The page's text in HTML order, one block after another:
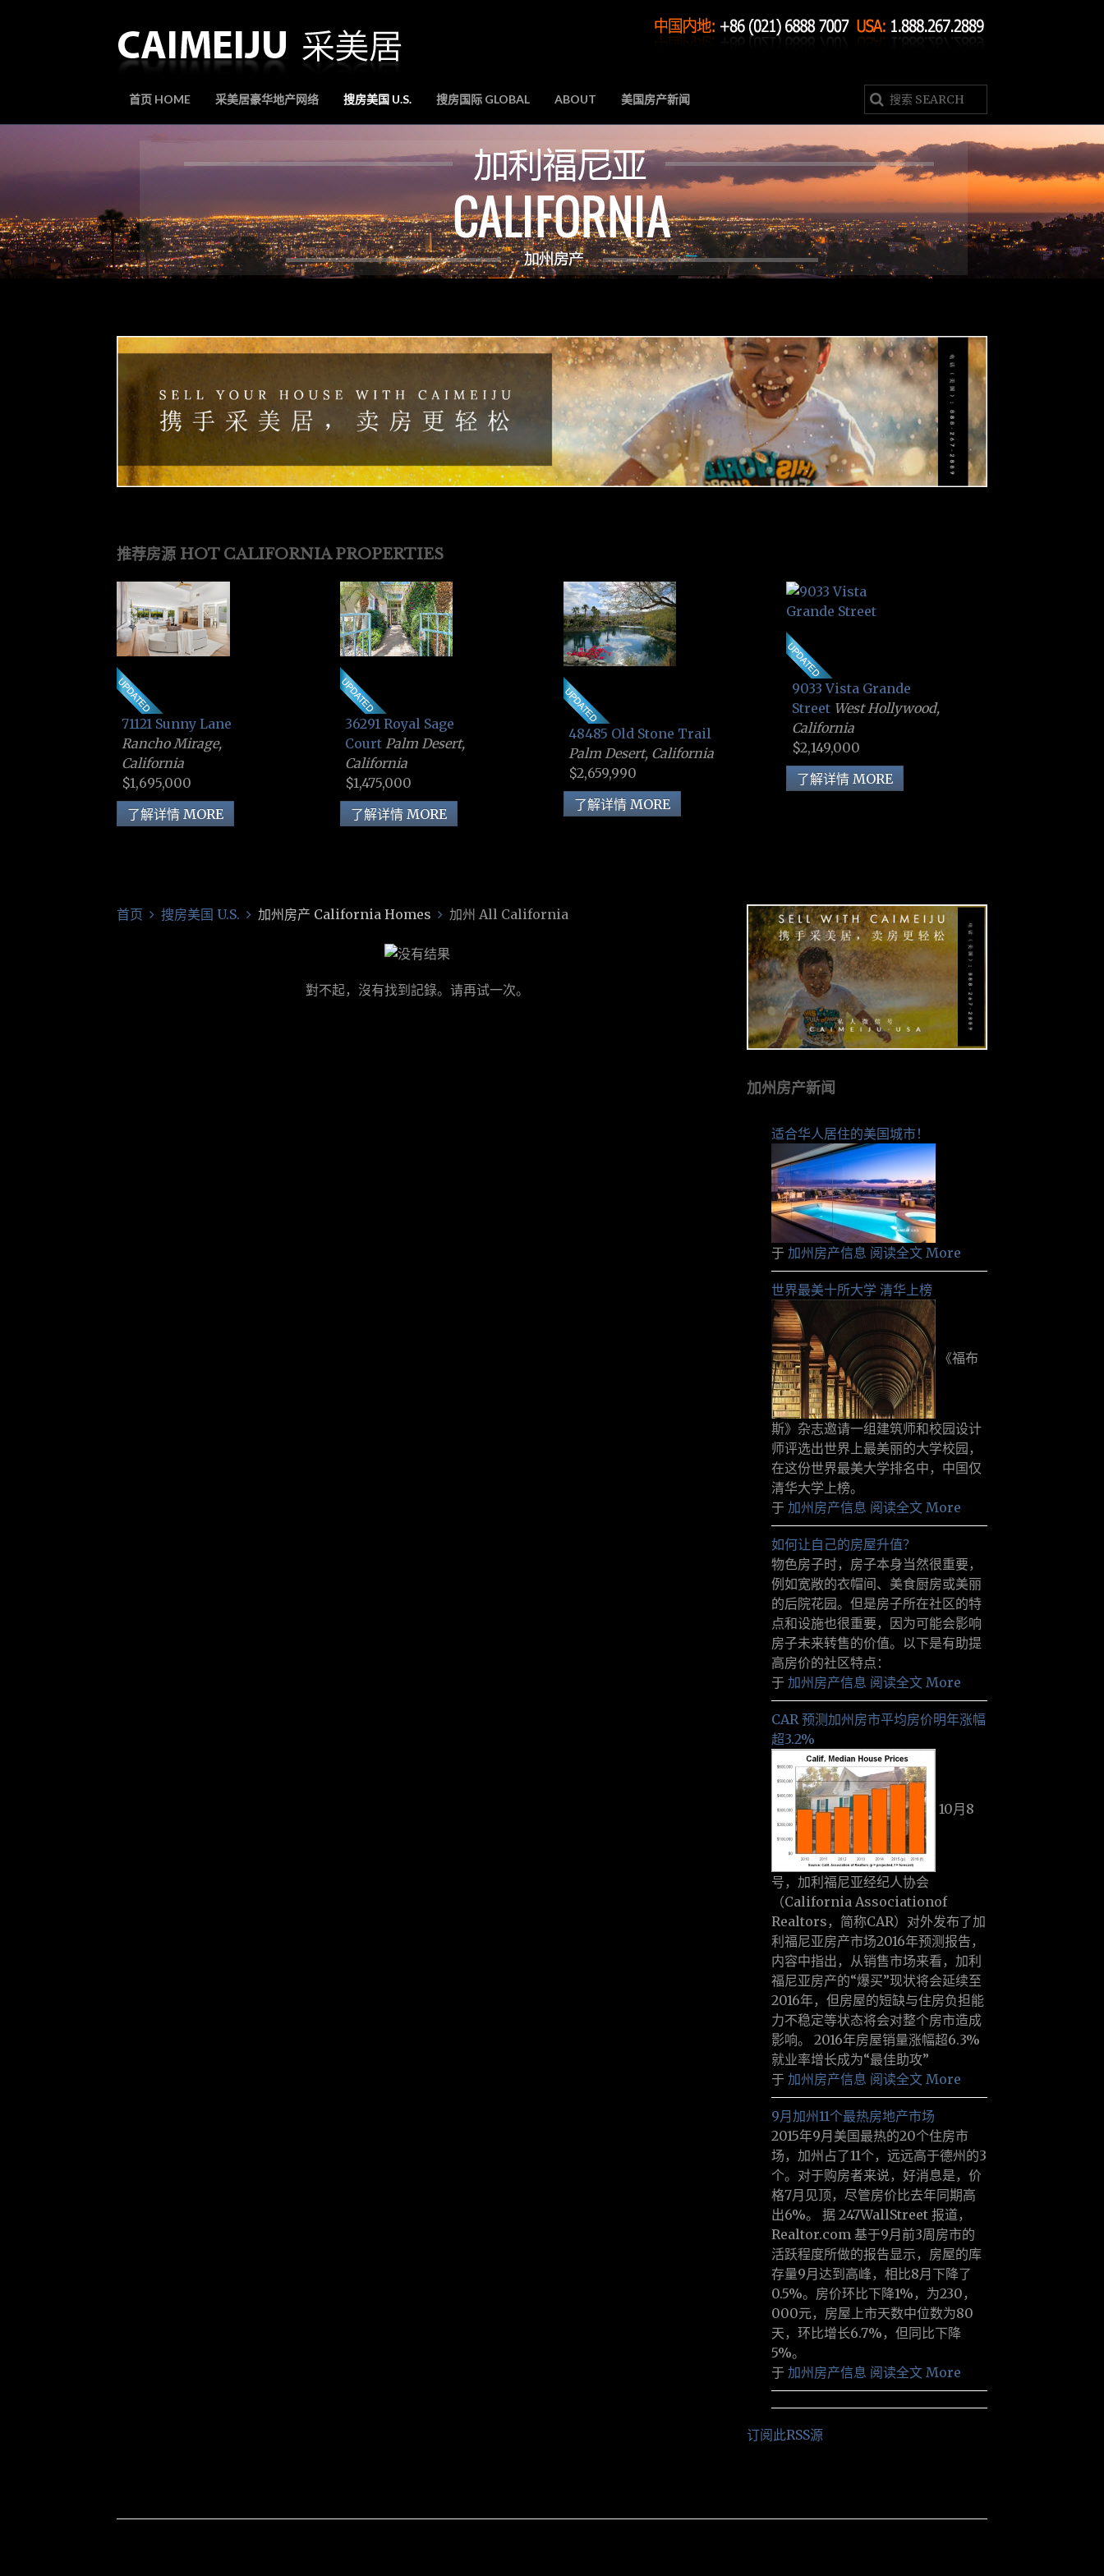
首页 HOME 采美居豪华地产网络 搜房美国 U.S. 搜房国际 GLOBAL ABOUT 美国房产新闻
推荐房源 HOT CALIFORNIA PROPERTIES
71121 Sunny Lane
Rancho Mirage,
California
$1,695,000
了解详情 MORE
36291 Royal Sage
CourtPalm Desert,
California
$1,475,000
了解详情 MORE
48485 Old Stone Trail
Palm Desert, California
$2,659,990
了解详情 MORE
9033 Vista Grande
Street West Hollywood,
California
$2,149,000
了解详情 MORE
首页 搜房美国 U.S. 加州房产 California Homes 加州 All California
對不起，沒有找到記錄。请再试一次。
加州房产新闻
适合华人居住的美国城市！
于 加州房产信息 阅读全文 More
世界最美十所大学 清华上榜
《福布
斯》杂志邀请一组建筑师和校园设计
师评选出世界上最美丽的大学校园，
在这份世界最美大学排名中，中国仅
清华大学上榜。
于 加州房产信息 阅读全文 More
如何让自己的房屋升值？
物色房子时，房子本身当然很重要，
例如宽敞的衣帽间、美食厨房或美丽
的后院花园。但是房子所在社区的特
点和设施也很重要，因为可能会影响
房子未来转售的价值。以下是有助提
高房价的社区特点：
于 加州房产信息 阅读全文 More
CAR 预测加州房市平均房价明年涨幅
超3.2%
10月8
号，加利福尼亚经纪人协会
（California Associationof
Realtors，简称CAR）对外发布了加
利福尼亚房产市场2016年预测报告，
内容中指出，从销售市场来看，加利
福尼亚房产的“爆买”现状将会延续至
2016年，但房屋的短缺与住房负担能
力不稳定等状态将会对整个房市造成
影响。 2016年房屋销量涨幅超6.3%
就业率增长成为“最佳助攻”
于 加州房产信息 阅读全文 More
9月加州11个最热房地产市场
2015年9月美国最热的20个住房市
场，加州占了11个，远远高于德州的3
个。对于购房者来说，好消息是，价
格7月见顶，尽管房价比去年同期高
出6%。 据 247WallStreet 报道，
Realtor.com 基于9月前3周房市的
活跃程度所做的报告显示，房屋的库
存量9月达到高峰，相比8月下降了
0.5%。房价环比下降1%，为230，
000元，房屋上市天数中位数为80
天，环比增长6.7%，但同比下降
5%。
于 加州房产信息 阅读全文 More
订阅此RSS源